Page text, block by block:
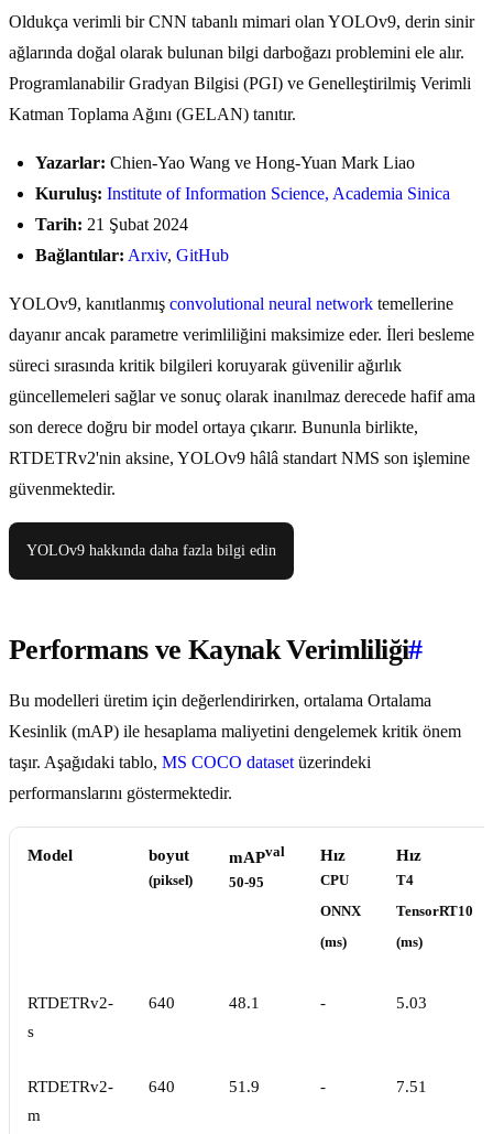
Oldukça verimli bir CNN tabanlı mimari olan YOLOv9, derin sinir
ağlarında doğal olarak bulunan bilgi darboğazı problemini ele alır.
Programlanabilir Gradyan Bilgisi (PGI) ve Genelleştirilmiş Verimli
Katman Toplama Ağını (GELAN) tanıtır.
Yazarlar: Chien-Yao Wang ve Hong-Yuan Mark Liao
Kuruluş: Institute of Information Science, Academia Sinica
Tarih: 21 Şubat 2024
Bağlantılar: Arxiv, GitHub
YOLOv9, kanıtlanmış convolutional neural network temellerine
dayanır ancak parametre verimliliğini maksimize eder. İleri besleme
süreci sırasında kritik bilgileri koruyarak güvenilir ağırlık
güncellemeleri sağlar ve sonuç olarak inanılmaz derecede hafif ama
son derece doğru bir model ortaya çıkarır. Bununla birlikte,
RTDETRv2'nin aksine, YOLOv9 hâlâ standart NMS son işlemine
güvenmektedir.
YOLOv9 hakkında daha fazla bilgi edin
Performans ve Kaynak Verimliliği#
Bu modelleri üretim için değerlendirirken, ortalama Ortalama
Kesinlik (mAP) ile hesaplama maliyetini dengelemek kritik önem
taşır. Aşağıdaki tablo, MS COCO dataset üzerindeki
performanslarını göstermektedir.
Model boyut
(piksel)
mAPval
50-95
Hız
CPU
ONNX
(ms)
Hız
T4
TensorRT10
(ms)
RTDETRv2-
s
640 48.1 - 5.03
RTDETRv2-
m
640 51.9 - 7.51